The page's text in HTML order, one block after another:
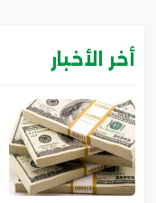
أخر الأخبار